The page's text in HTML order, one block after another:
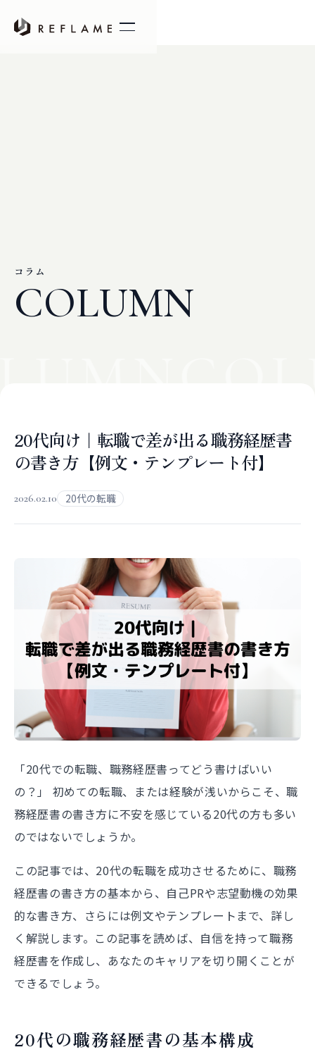
コラム
COLUMN
20代向け｜転職で差が出る職務経歴書
の書き方【例文・テンプレート付】
2026.02.10 20代の転職
「20代での転職、職務経歴書ってどう書けばいい
の？」 初めての転職、または経験が浅いからこそ、職
務経歴書の書き方に不安を感じている20代の方も多い
のではないでしょうか。
この記事では、20代の転職を成功させるために、職務
経歴書の書き方の基本から、自己PRや志望動機の効果
的な書き方、さらには例文やテンプレートまで、詳し
く解説します。この記事を読めば、自信を持って職務
経歴書を作成し、あなたのキャリアを切り開くことが
できるでしょう。
20代の職務経歴書の基本構成